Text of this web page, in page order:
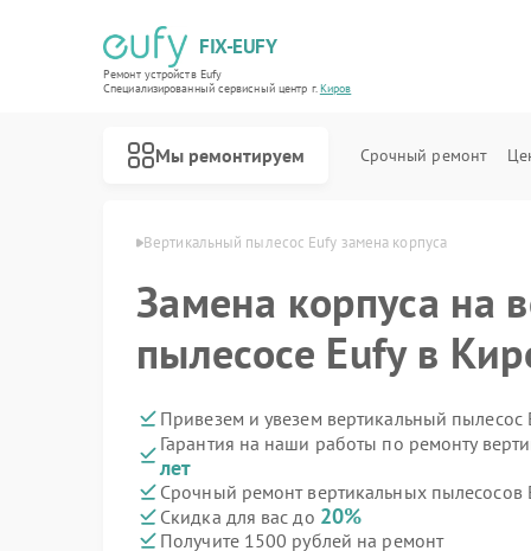
FIX-EUFY
Ремонт устройств Eufy
Специализированный cервисный центр г.Киров
Мы ремонтируем Срочный ремонт
Eufy в Кирове Вертикальный пылесос Eufy замена корпуса
Замена корпуса на
пылесосе Eufy в
Привезем и увезем вертикальный пылесос
Гарантия на наши работы по ремонту
лет
Срочный ремонт вертикальных пылесосов
Скидка для вас до 20%
Получите 1500 рублей на ремонт